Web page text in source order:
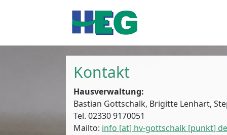
Kontakt
Hausverwaltung:
Bastian Gottschalk, Brigitte Lenhart,
Tel. 02330 9170051
Mailto: info [at] hv-gottschalk [punkt] de